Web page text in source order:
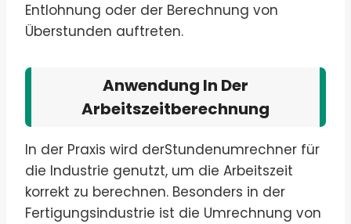
Entlohnung oder der Berechnung von
Überstunden auftreten.
Anwendung In Der
Arbeitszeitberechnung
In der Praxis wird derStundenumrechner für
die Industrie genutzt, um die Arbeitszeit
korrekt zu berechnen. Besonders in der
Fertigungsindustrie ist die Umrechnung von